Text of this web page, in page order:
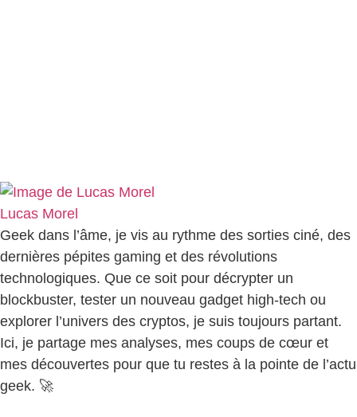
Lucas Morel
Geek dans l’âme, je vis au rythme des sorties ciné, des
dernières pépites gaming et des révolutions
technologiques. Que ce soit pour décrypter un
blockbuster, tester un nouveau gadget high-tech ou
explorer l’univers des cryptos, je suis toujours partant.
Ici, je partage mes analyses, mes coups de cœur et
mes découvertes pour que tu restes à la pointe de l’actu
geek. 🚀